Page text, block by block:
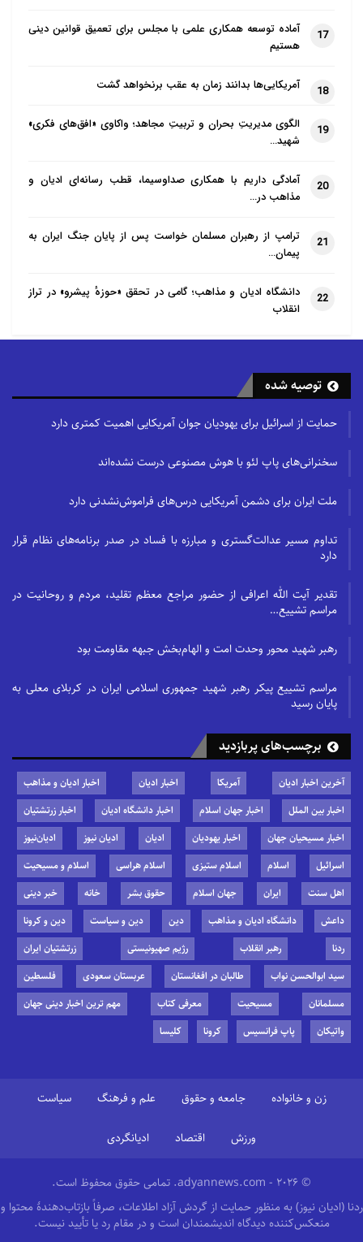
17
آماده توسعه همکاری علمی با مجلس برای تعمیق قوانین دینی
هستیم
18 آمریکایی‌ها بدانند زمان به عقب برنخواهد گشت
19
الگوی مدیریتِ بحران و تربیتِ مجاهد؛ واکاوی «افق‌های فکری»
شهید…
20
آمادگی داریم با همکاری صداوسیما، قطب رسانه‌ای ادیان و
مذاهب در…
21
ترامپ از رهبران مسلمان خواست پس از پایان جنگ ایران به
پیمان…
22
دانشگاه ادیان و مذاهب؛ گامی در تحقق «حوزهٔ پیشرو» در تراز
انقلاب
توصیه شده
حمایت از اسرائیل برای یهودیان جوان آمریکایی اهمیت کمتری دارد
سخنرانی‌های پاپ لئو با هوش مصنوعی درست نشده‌اند
ملت ایران برای دشمن آمریکایی درس‌های فراموش‌نشدنی دارد
تداوم مسیر عدالت‌گستری و مبارزه با فساد در صدر برنامه‌های نظام قرار
دارد
تقدیر آیت الله اعرافی از حضور مراجع معظم تقلید، مردم و روحانیت در
مراسم تشییع…
رهبر شهید محور وحدت امت و الهام‌بخش جبهه مقاومت بود
مراسم تشییع پیکر رهبر شهید جمهوری اسلامی ایران در کربلای معلی به
پایان رسید
برچسب‌های پربازدید
آخرین اخبار ادیان آمریکا اخبار ادیان
اخبار ادیان و مذاهب
اخبار بین الملل
اخبار جهان اسلام اخبار دانشگاه ادیان
اخبار زرتشتیان
اخبار مسیحیان جهان
اخبار یهودیان ادیان ادیان نیوز
ادیان‌نیوز
اسرائیل
اسلام اسلام ستیزی اسلام هراسی
اسلام و مسیحیت
اهل سنت
ایران جهان اسلام حقوق بشر خانه
خبر دینی
داعش
دانشگاه ادیان و مذاهب دین دین و سیاست
دین و کرونا
ردنا
رهبر انقلاب رژیم صهیونیستی
زرتشتیان ایران
سید ابوالحسن نواب
طالبان در افغانستان عربستان سعودی
فلسطین
مسلمانان
مسیحیت معرفی کتاب
مهم ترین اخبار دینی جهان
واتیکان
پاپ فرانسیس کرونا کلیسا
زن و خانواده جامعه و حقوق علم و فرهنگ سیاست
ورزش اقتصاد ادیانگردی
© 2026 - adyannews.com. تمامی حقوق محفوظ است.
ردنا (ادیان نیوز) به منظور حمایت از گردش آزاد اطلاعات، صرفاً بازتاب‌دهندهٔ محتوا و
منعکس‌کننده دیدگاه اندیشمندان است و در مقام رد یا تأیید نیست.